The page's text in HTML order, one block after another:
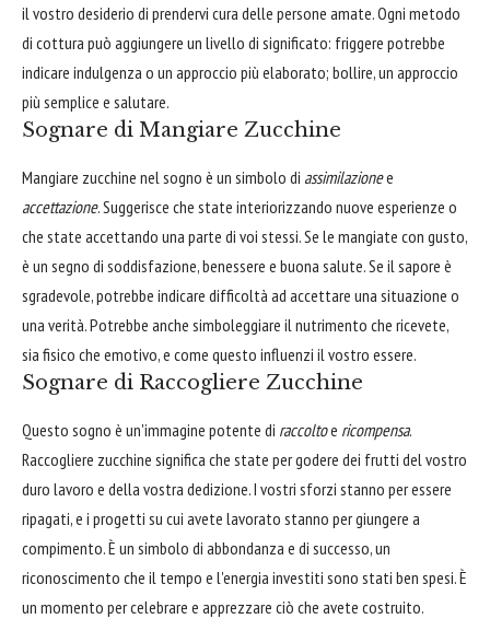
il vostro desiderio di prendervi cura delle persone amate. Ogni metodo
di cottura può aggiungere un livello di significato: friggere potrebbe
indicare indulgenza o un approccio più elaborato; bollire, un approccio
più semplice e salutare.
Sognare di Mangiare Zucchine
Mangiare zucchine nel sogno è un simbolo di assimilazionee
accettazione. Suggerisce che state interiorizzando nuove esperienze o
che state accettando una parte di voi stessi. Se le mangiate con gusto,
è un segno di soddisfazione, benessere e buona salute. Se il sapore è
sgradevole, potrebbe indicare difficoltà ad accettare una situazione o
una verità. Potrebbe anche simboleggiare il nutrimento che ricevete,
sia fisico che emotivo, e come questo influenzi il vostro essere.
Sognare di Raccogliere Zucchine
Questo sogno è un'immagine potente di raccoltoe ricompensa.
Raccogliere zucchine significa che state per godere dei frutti del vostro
duro lavoro e della vostra dedizione. I vostri sforzi stanno per essere
ripagati, e i progetti su cui avete lavorato stanno per giungere a
compimento. È un simbolo di abbondanza e di successo, un
riconoscimento che il tempo e l'energia investiti sono stati ben spesi. È
un momento per celebrare e apprezzare ciò che avete costruito.